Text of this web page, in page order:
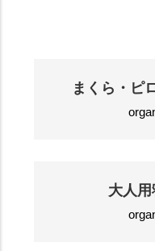
まくら・ピ
大人